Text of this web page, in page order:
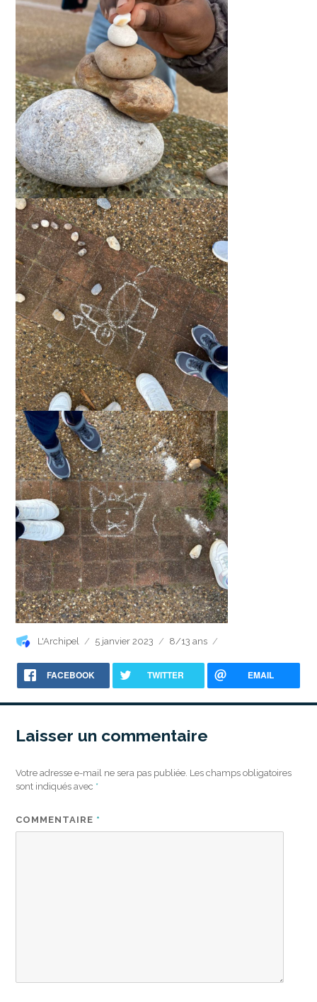
Auteur
L'Archipel
Publié
5 janvier 2023 Catégories
8/13 ans
FACEBOOK TWITTER EMAIL
Laisser un commentaire
Votre adresse e-mail ne sera pas publiée. Les champs obligatoires
sont indiqués avec *
COMMENTAIRE *